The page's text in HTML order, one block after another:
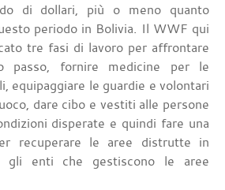
di dollari, più o meno quanto
periodo in Bolivia. Il WWF qui
tre fasi di lavoro per affrontare
passo, fornire medicine per le
equipaggiare le guardie e volontari
dare cibo e vestiti alle persone
disperate e quindi fare una
recuperare le aree distrutte in
gli enti che gestiscono le aree